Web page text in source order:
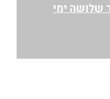
שלושה ימי